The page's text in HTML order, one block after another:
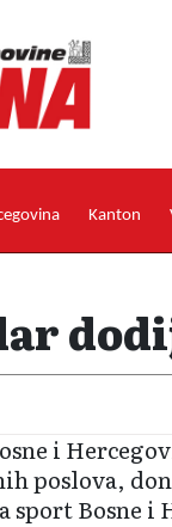
Kanton
i
poslova,
sport Bosne i